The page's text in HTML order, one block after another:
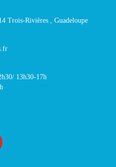
Trois-Rivières , Guadeloupe
13h30-17h